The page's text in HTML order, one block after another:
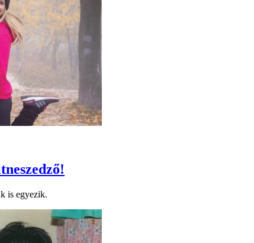
is egyezik.